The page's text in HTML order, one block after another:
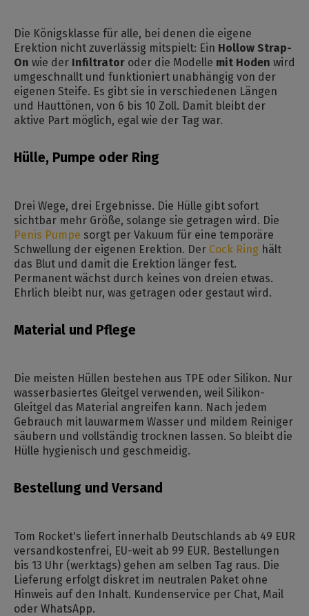
Die Königsklasse für alle, bei denen die eigene
Erektion nicht zuverlässig mitspielt: Ein Hollow Strap-
On wie der Infiltrator oder die Modelle mit Hoden wird
umgeschnallt und funktioniert unabhängig von der
eigenen Steife. Es gibt sie in verschiedenen Längen
und Hauttönen, von 6 bis 10 Zoll. Damit bleibt der
aktive Part möglich, egal wie der Tag war.
Hülle, Pumpe oder Ring
Drei Wege, drei Ergebnisse. Die Hülle gibt sofort
sichtbar mehr Größe, solange sie getragen wird. Die
Penis Pumpe sorgt per Vakuum für eine temporäre
Schwellung der eigenen Erektion. Der Cock Ring hält
das Blut und damit die Erektion länger fest.
Permanent wächst durch keines von dreien etwas.
Ehrlich bleibt nur, was getragen oder gestaut wird.
Material und Pflege
Die meisten Hüllen bestehen aus TPE oder Silikon. Nur
wasserbasiertes Gleitgel verwenden, weil Silikon-
Gleitgel das Material angreifen kann. Nach jedem
Gebrauch mit lauwarmem Wasser und mildem Reiniger
säubern und vollständig trocknen lassen. So bleibt die
Hülle hygienisch und geschmeidig.
Bestellung und Versand
Tom Rocket's liefert innerhalb Deutschlands ab 49 EUR
versandkostenfrei, EU-weit ab 99 EUR. Bestellungen
bis 13 Uhr (werktags) gehen am selben Tag raus. Die
Lieferung erfolgt diskret im neutralen Paket ohne
Hinweis auf den Inhalt. Kundenservice per Chat, Mail
oder WhatsApp.